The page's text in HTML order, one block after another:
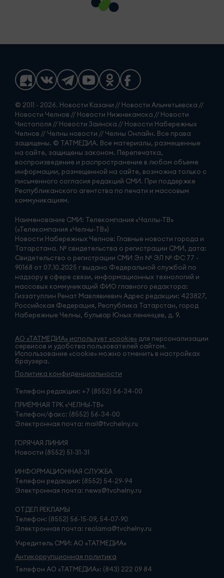
© 2011 - 2026. Новости Казани // Новости Альметьевска //
Новости Челнов // Новости Нижнекамска // Новости
Чистополя // Новости Заинска // Новости Набережных
Челнов // Челны новости // Челны Онлайн. Все права
защищены. © ТАТМЕДИА. Все материалы, размещенные
на сайте, защищены законом. Перепечатка,
воспроизведение и распространение в любом объеме
информации, размещенной на сайте, возможна только с
письменного согласия редакций СМИ. При поддержке
Республиканского агентства по печати и массовым
коммуникациям.
Наименование СМИ: Телекомпания «Чаллы-ТВ»
(«Телекомпания «Челны-ТВ»)
Новости Набережных Челнов: Главные новости города и
Татарстана. № свидетельства о регистрации СМИ, дата:
Свидетельство о регистрации СМИ Эл № ЭЛ № ФС 77 -
90168 от 07.10.2025 г выдано Федеральной службой по
надзору в сфере связи, информационных технологий и
массовых коммуникаций ФИО главного редактора:
Гиззатуллин Ренат Мавлявиевич Адрес редакции: 423827,
Российская Федерация, Республика Татарстан, город
Набережные Челны, бульвар Юных ленинцев, д. 9.
АО «ТАТМЕДИА» использует «cookie» для персонализации
сервисов и удобства пользователей сайтом.
Использование «cookie» можно отменить в настройках
браузера.
Политика конфиденциальности
Телефон редакции: +7 (8552) 56-34-00
ПРИЁМНАЯ ТРК «ЧЕЛНЫ-ТВ»
Телефон/факс: (8552) 56-34-00
Электронная почта: mail@tvchelny.ru
ГОРЯЧАЯ ЛИНИЯ
Новости (8552) 51-31-31
ИНФОРМАЦИОННАЯ СЛУЖБА
Телефон редакции: (8552) 54-29-94
Электронная почта: news@tvchelny.ru
ОТДЕЛ РЕКЛАМЫ
Телефон: (8552) 56-15-09, 54-07-90
Электронная почта: reclama@tvchelny.ru
Учредитель СМИ: АО «ТАТМЕДИА»
Антикоррупционная политика
Телефон АО «ТАТМЕДИА»: (843) 222 09 84